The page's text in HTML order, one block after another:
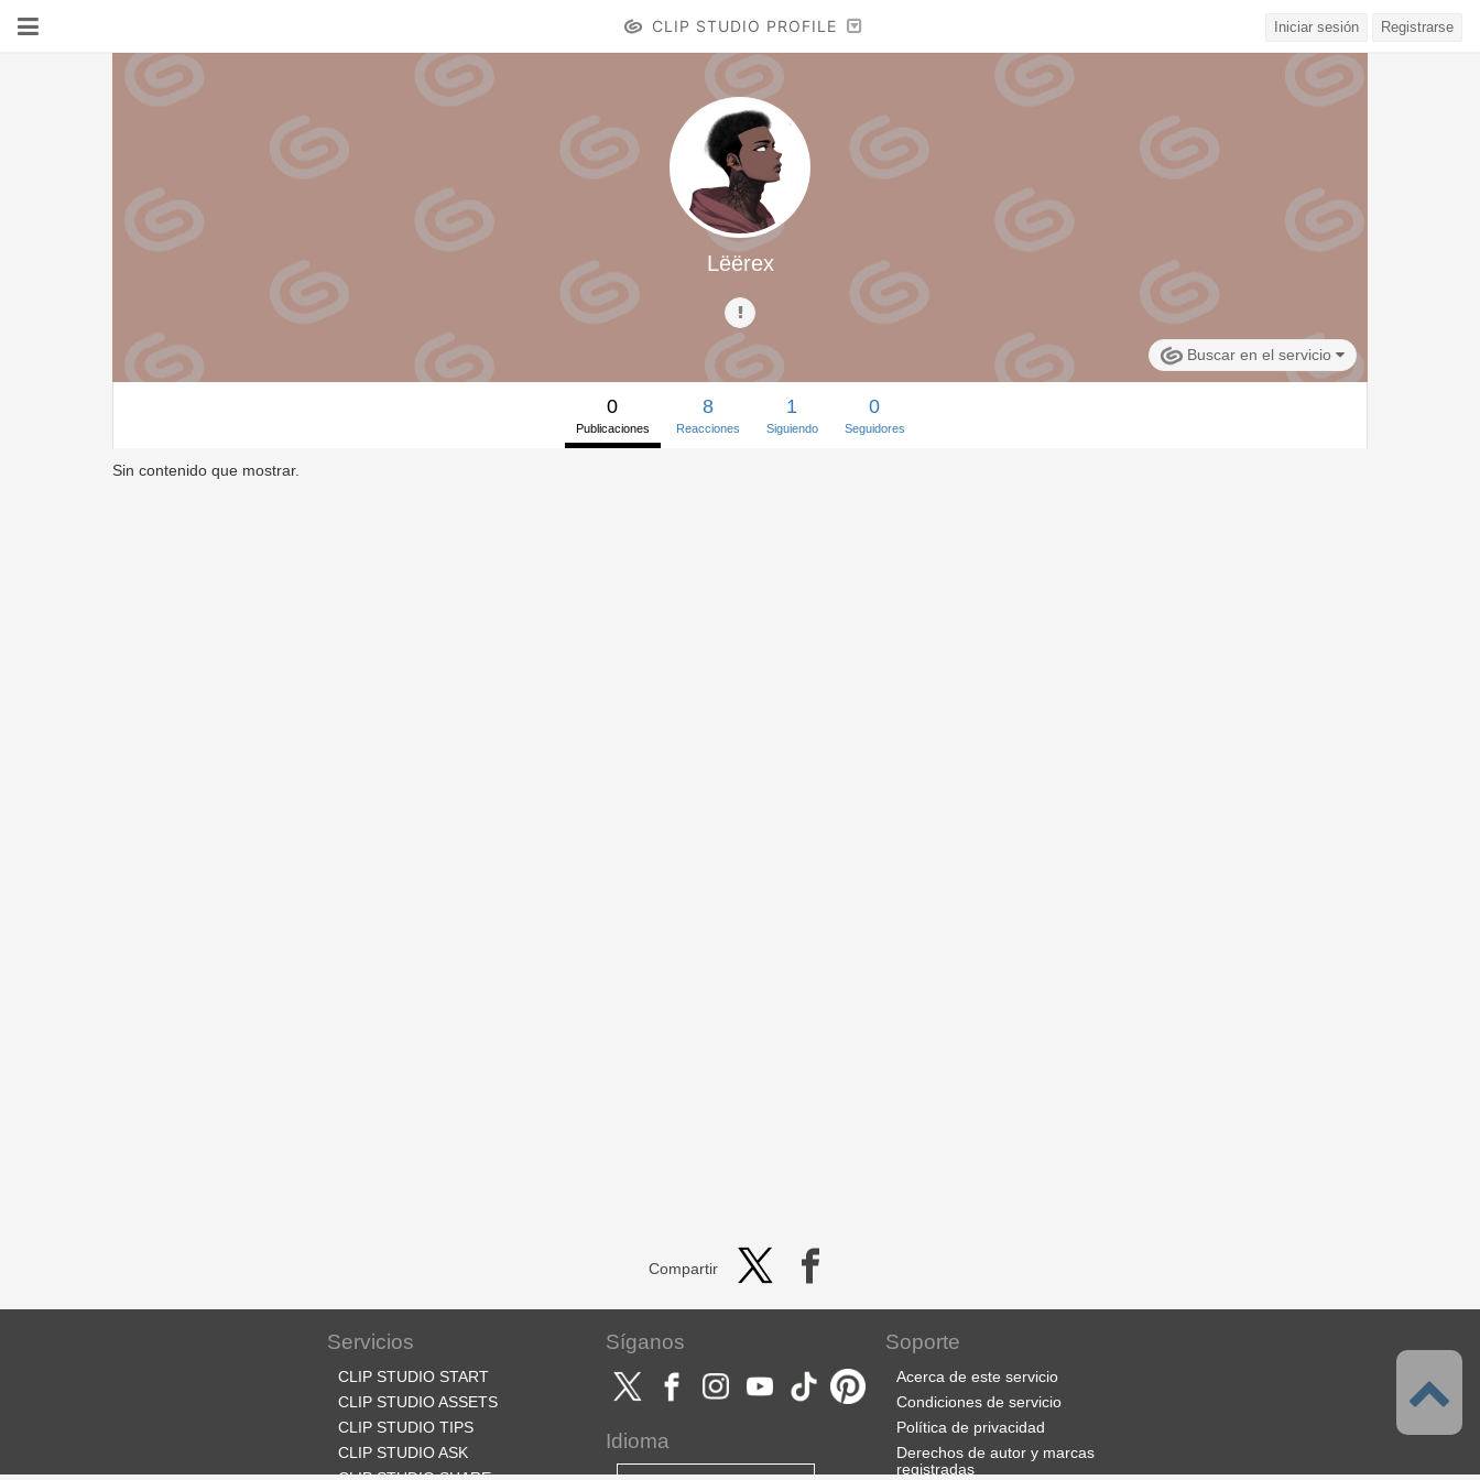
CLIP STUDIO PROFILE Iniciar sesión Registrarse
Lëërex
Buscar en el servicio
0
Publicaciones
8
Reacciones
1
Siguiendo
0
Seguidores
Sin contenido que mostrar.
Compartir
Servicios
CLIP STUDIO START
CLIP STUDIO ASSETS
CLIP STUDIO TIPS
CLIP STUDIO ASK
Síganos
Idioma
Soporte
Acerca de este servicio
Condiciones de servicio
Política de privacidad
Derechos de autor y marcas
registradas